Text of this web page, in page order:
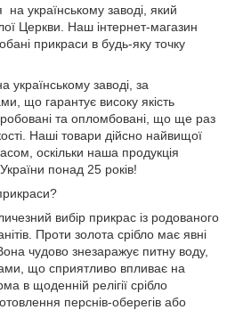
українському заводі, який
Церкви. Наш інтернет-магазин
прикраси в будь-яку точку
українському заводі, за
що гарантує високу якість
та опломбовані, що ще раз
Наші товари дійсно найвищої
оскільки наша продукція
понад 25 років!
вибір прикрас із родованого
Проти золота срібло має явні
чудово знезаражує питну воду,
що сприятливо впливає на
в щоденній релігії срібло
перснів-оберегів або